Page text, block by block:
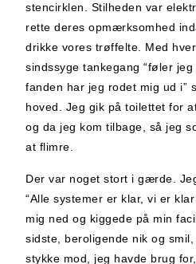
stencirklen. Stilheden var
rette deres opmærksomhed
drikke vores trøffelte. Med
sindssyge tankegang “føler
fanden har jeg rodet mig ud i”
hoved. Jeg gik på toilettet for
og da jeg kom tilbage, så jeg
at flimre.
Der var noget stort i gærde.
“Alle systemer er klar, vi er
mig ned og kiggede på min
sidste, beroligende nik og
stykke mod, jeg havde brug